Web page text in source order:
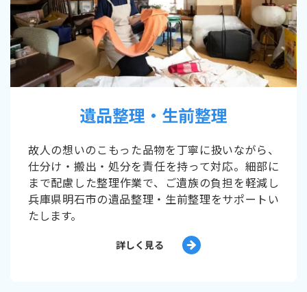
遺品整理・生前整理
故人の想いのこもった品物を丁寧に扱いながら、
仕分け・搬出・処分を責任を持って対応。細部に
まで配慮した整理作業で、ご遺族の負担を軽減し
兵庫県明石市の遺品整理・生前整理をサポートい
たします。
詳しく見る